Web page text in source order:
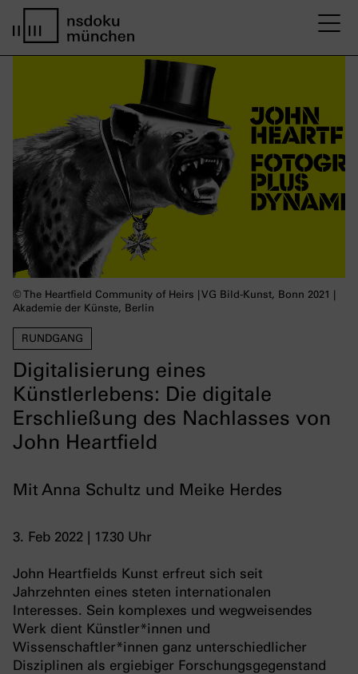
RUNDGANG
Digitalisierung eines
Künstlerlebens: Die digitale
Erschließung des Nachlasses von
John Heartfield
Mit Anna Schultz und Meike Herdes
3. Feb 2022 | 17.30 Uhr
© The Heartfield Community of Heirs | VG Bild-Kunst, Bonn 2021 |
Akademie der Künste, Berlin
John Heartfields Kunst erfreut sich seit
Jahrzehnten eines steten internationalen
Interesses. Sein komplexes und wegweisendes
Werk dient Künstler*innen und
Wissenschaftler*innen ganz unterschiedlicher
Disziplinen als ergiebiger Forschungsgegenstand